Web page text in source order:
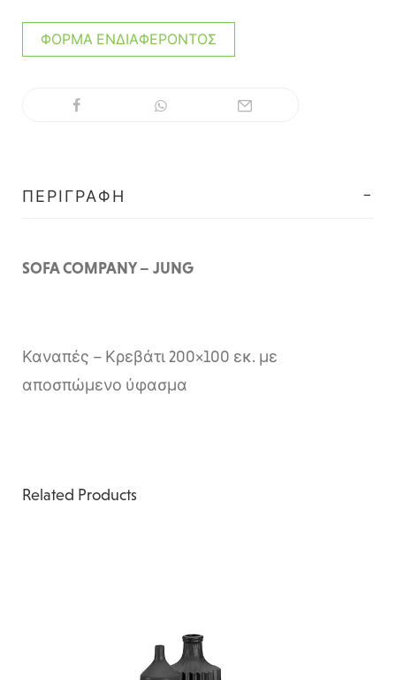
ΦΌΡΜΑ ΕΝΔΙΑΦΈΡΟΝΤΟΣ
ΠΕΡΙΓΡΑΦΉ
SOFA COMPANY – JUNG
Καναπές – Κρεβάτι 200×100 εκ. με
αποσπώμενο ύφασμα
Related Products